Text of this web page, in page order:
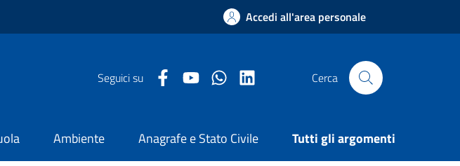
Accedi all'area personale
Seguici su Facebook Comune di Arezzo
Youtube Comune di Arezzo
Twitter Comune di Arezzo
LinkedIn Comune di Arezzo
Cerca
Ambiente Anagrafe e Stato Civile Tutti gli argomenti